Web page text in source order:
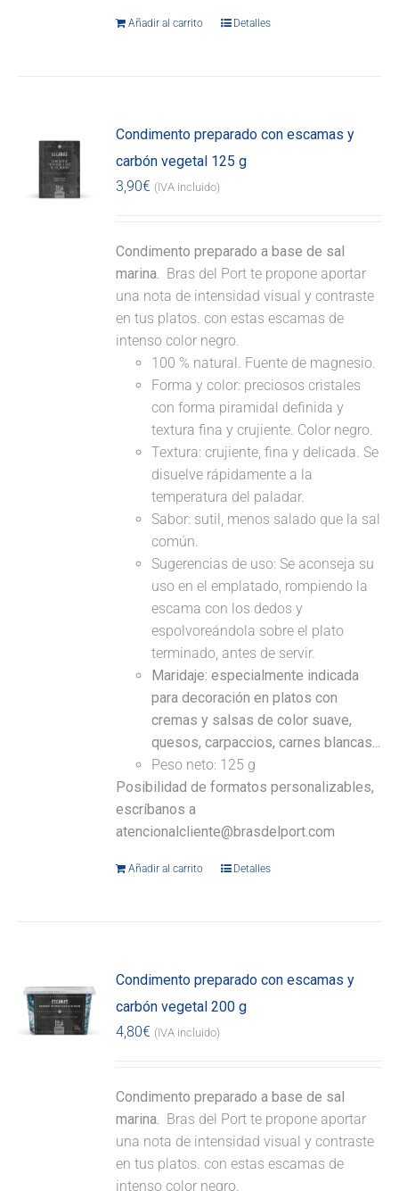
Añadir al carrito Detalles
Condimento preparado con escamas y
carbón vegetal 125 g
3,90€ (IVA incluido)
Condimento preparado a base de sal
marina. Bras del Port te propone aportar
una nota de intensidad visual y contraste
en tus platos. con estas escamas de
intenso color negro.
100 % natural. Fuente de magnesio.
Forma y color: preciosos cristales
con forma piramidal definida y
textura fina y crujiente. Color negro.
Textura: crujiente, fina y delicada. Se
disuelve rápidamente a la
temperatura del paladar.
Sabor: sutil, menos salado que la sal
común.
Sugerencias de uso: Se aconseja su
uso en el emplatado, rompiendo la
escama con los dedos y
espolvoreándola sobre el plato
terminado, antes de servir.
Maridaje: especialmente indicada
para decoración en platos con
cremas y salsas de color suave,
quesos, carpaccios, carnes blancas...
Peso neto: 125 g
Posibilidad de formatos personalizables,
escríbanos a
atencionalcliente@brasdelport.com
Añadir al carrito Detalles
Condimento preparado con escamas y
carbón vegetal 200 g
4,80€ (IVA incluido)
Condimento preparado a base de sal
marina. Bras del Port te propone aportar
una nota de intensidad visual y contraste
en tus platos. con estas escamas de
intenso color negro.